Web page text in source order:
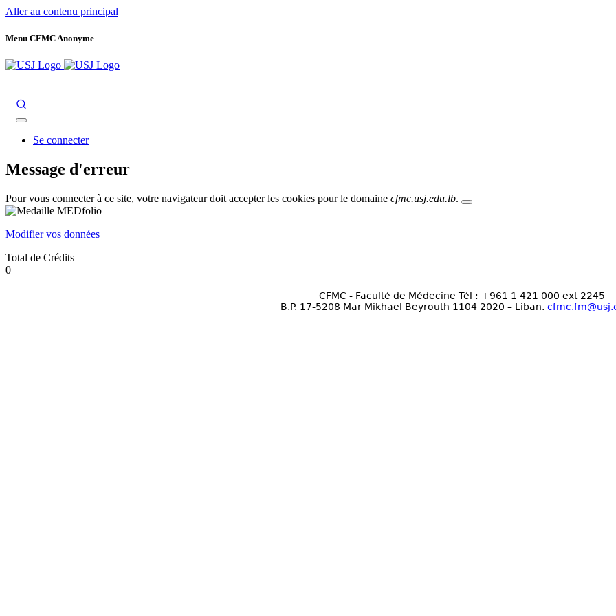
Aller au contenu principal
Menu CFMC Anonyme
Se connecter
Message d'erreur
Pour vous connecter à ce site, votre navigateur doit accepter les cookies pour le domaine cfmc.usj.edu.lb.
Modifier vos données
Total de Crédits
0
CFMC - Faculté de Médecine Tél : +961 1 421 000 ext 2245
B.P. 17-5208 Mar Mikhael Beyrouth 1104 2020 – Liban.